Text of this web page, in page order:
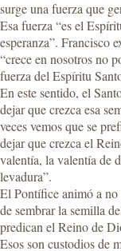
surge una fuerza que
Esa fuerza “es el
esperanza”. Francisco
“crece en nosotros no
fuerza del Espíritu
En este sentido, el
dejar que crezca esa
veces vemos que se
dejar que crezca el
valentía, la valentía de
levadura”.
El Pontífice animó a no
de sembrar la semilla
predican el Reino de
Esos son custodios de